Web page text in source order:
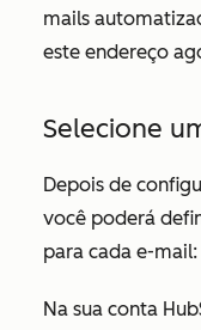
mails
este endereço
Selecione
Depois de
você poderá
para cada e-mail:
Na sua conta